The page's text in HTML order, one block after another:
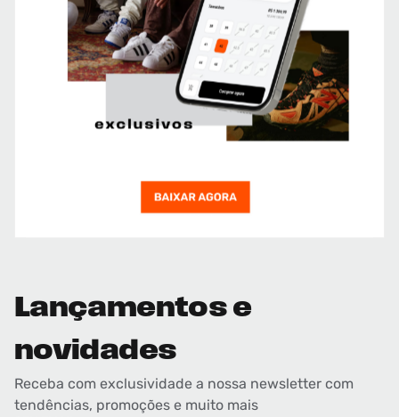
Lançamentos e
novidades
Receba com exclusividade a nossa newsletter com
tendências, promoções e muito mais